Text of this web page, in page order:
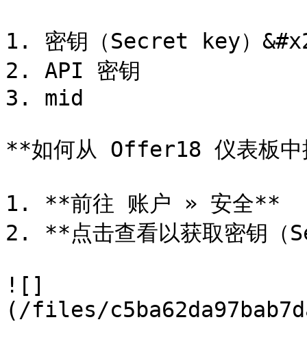
1. 密钥（Secret key）
2. API 密钥
3. mid
**如何从 Offer18 仪表板中
1. **前往 账户 » 安全**
2. **点击查看以获取密钥
![]
(/files/